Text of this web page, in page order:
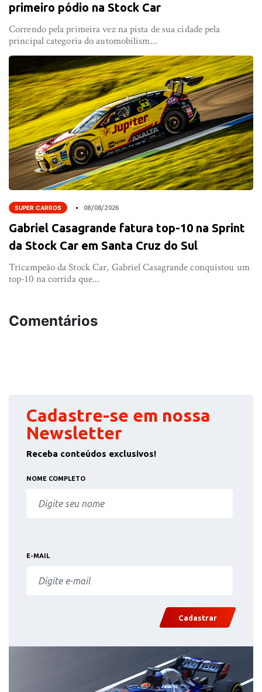
primeiro pódio na Stock Car
Correndo pela primeira vez na pista de sua cidade pela
principal categoria do automobilism...
SUPER CARROS 08/08/2026
Gabriel Casagrande fatura top-10 na Sprint
da Stock Car em Santa Cruz do Sul
Tricampeão da Stock Car, Gabriel Casagrande conquistou um
top-10 na corrida que...
Comentários
Cadastre-se em nossa
Newsletter
Receba conteúdos exclusivos!
NOME COMPLETO
E-MAIL
Cadastrar